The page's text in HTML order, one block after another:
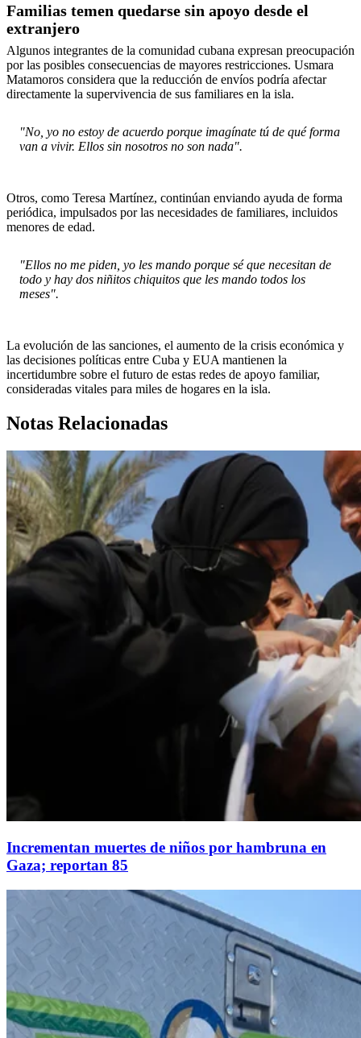
Familias temen quedarse sin apoyo desde el
extranjero
Algunos integrantes de la comunidad cubana expresan preocupación
por las posibles consecuencias de mayores restricciones. Usmara
Matamoros considera que la reducción de envíos podría afectar
directamente la supervivencia de sus familiares en la isla.
"No, yo no estoy de acuerdo porque imagínate tú de qué forma
van a vivir. Ellos sin nosotros no son nada".
Otros, como Teresa Martínez, continúan enviando ayuda de forma
periódica, impulsados por las necesidades de familiares, incluidos
menores de edad.
"Ellos no me piden, yo les mando porque sé que necesitan de
todo y hay dos niñitos chiquitos que les mando todos los
meses".
La evolución de las sanciones, el aumento de la crisis económica y
las decisiones políticas entre Cuba y EUA mantienen la
incertidumbre sobre el futuro de estas redes de apoyo familiar,
consideradas vitales para miles de hogares en la isla.
Notas Relacionadas
Incrementan muertes de niños por hambruna en
Gaza; reportan 85